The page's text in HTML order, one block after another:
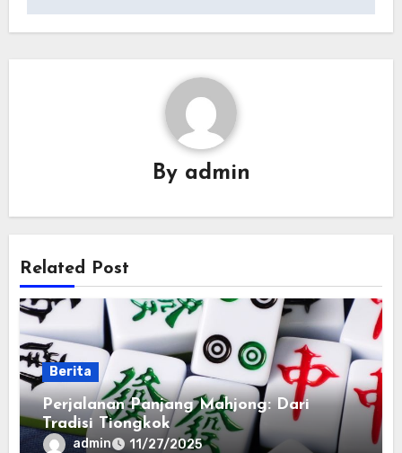
By admin
Related Post
Berita
Perjalanan Panjang Mahjong: Dari
Tradisi Tiongkok
admin 11/27/2025